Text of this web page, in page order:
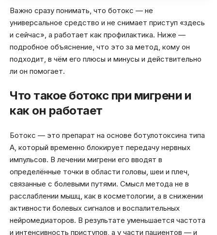
Важно сразу понимать, что ботокс — не
универсальное средство и не снимает приступ «здесь
и сейчас», а работает как профилактика. Ниже —
подробное объяснение, что это за метод, кому он
подходит, в чём его плюсы и минусы и действительно
ли он помогает.
Что такое ботокс при мигрени и
как он работает
Ботокс — это препарат на основе ботулотоксина типа
А, который временно блокирует передачу нервных
импульсов. В лечении мигрени его вводят в
определённые точки в области головы, шеи и плеч,
связанные с болевыми путями. Смысл метода не в
расслаблении мышц, как в косметологии, а в снижении
активности болевых сигналов и воспалительных
нейромедиаторов. В результате уменьшается частота
и интенсивность приступов, а у части пациентов — и